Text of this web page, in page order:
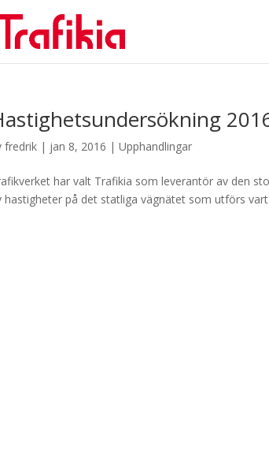
fredrik | jan 8, 2016 |Upphandlingar
har valt Trafikia som leverantör av den
hastigheter på det statliga vägnätet som utförs